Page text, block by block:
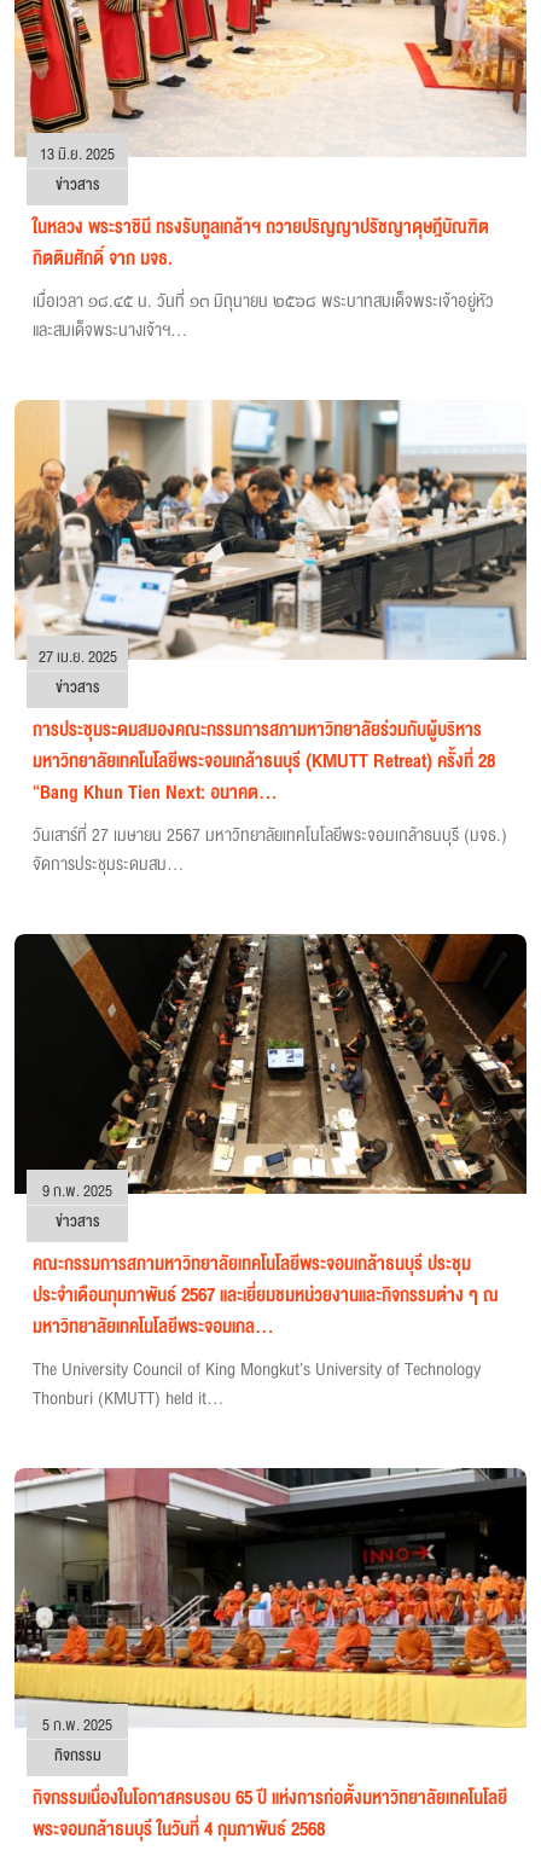
13 มิ.ย. 2025
ข่าวสาร
ในหลวง พระราชินี ทรงรับทูลเกล้าฯ ถวายปริญญาปรัชญาดุษฎีบัณฑิต
กิตติมศักดิ์ จาก มจธ.
เมื่อเวลา ๑๘.๔๕ น. วันที่ ๑๓ มิถุนายน ๒๕๖๘ พระบาทสมเด็จพระเจ้าอยู่หัว
และสมเด็จพระนางเจ้าฯ...
27 เม.ย. 2025
ข่าวสาร
การประชุมระดมสมองคณะกรรมการสภามหาวิทยาลัยร่วมกับผู้บริหาร
มหาวิทยาลัยเทคโนโลยีพระจอมเกล้าธนบุรี (KMUTT Retreat) ครั้งที่ 28
“Bang Khun Tien Next: อนาคต...
วันเสาร์ที่ 27 เมษายน 2567 มหาวิทยาลัยเทคโนโลยีพระจอมเกล้าธนบุรี (มจธ.)
จัดการประชุมระดมสม...
9 ก.พ. 2025
ข่าวสาร
คณะกรรมการสภามหาวิทยาลัยเทคโนโลยีพระจอมเกล้าธนบุรี ประชุม
ประจำเดือนกุมภาพันธ์ 2567 และเยี่ยมชมหน่วยงานและกิจกรรมต่าง ๆ ณ
มหาวิทยาลัยเทคโนโลยีพระจอมเกล...
The University Council of King Mongkut’s University of Technology
Thonburi (KMUTT) held it...
5 ก.พ. 2025
กิจกรรม
กิจกรรมเนื่องในโอกาสครบรอบ 65 ปี แห่งการก่อตั้งมหาวิทยาลัยเทคโนโลยี
พระจอมกล้าธนบุรี ในวันที่ 4 กุมภาพันธ์ 2568